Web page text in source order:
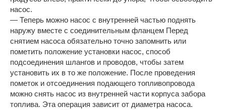
насос.
— Теперь можно насос с внутренней частью поднять
наружу вместе с соединительным фланцем Перед
снятием насоса обязательно точно запомнить или
пометить положение установки насос, способ
подсоединения шлангов и проводов, чтобы затем
установить их в то же положение. После проведения
пометок и отсоединения подающего топливопровода
можно снять насос из внутренней части корпуса забора
топлива. Эта операция зависит от диаметра насоса.